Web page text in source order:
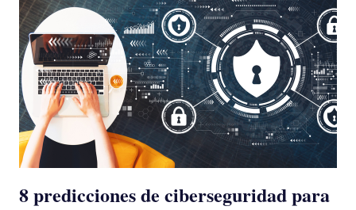
8 predicciones de ciberseguridad para